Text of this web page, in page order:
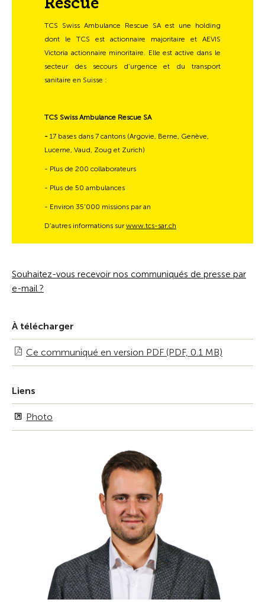
TCS Swiss Ambulance Rescue SA est une holding
dont le TCS est actionnaire majoritaire et AEVIS
Victoria actionnaire minoritaire. Elle est active dans le
secteur des secours d’urgence et du transport
sanitaire en Suisse :
TCS Swiss Ambulance Rescue SA
- 17 bases dans 7 cantons (Argovie, Berne, Genève,
Lucerne, Vaud, Zoug et Zurich)
- Plus de 200 collaborateurs
- Plus de 50 ambulances
- Environ 35'000 missions par an
D’autres informations surwww.tcs-sar.ch
Souhaitez-vous recevoir nos communiqués de presse par
e-mail ?
À télécharger
Ce communiqué en version PDF (PDF, 0.1 MB)
Liens
Photo